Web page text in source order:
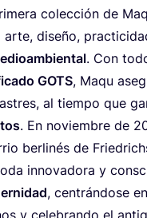
colec­ción de
arte, dise­ño,
. Con
GOTS, Maqu
al tiem­po que
. En noviem­bre de
ber­li­nés de
inno­va­do­ra y
, cen­trán­do­se en
y cele­bran­do el